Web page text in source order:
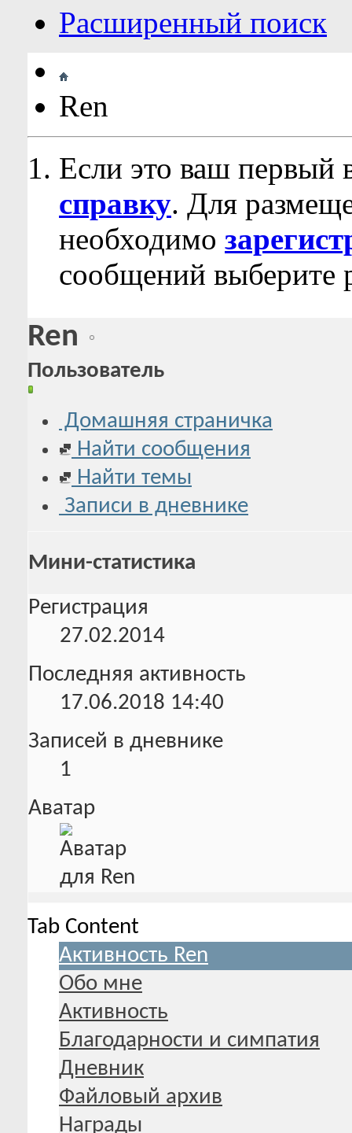
Расширенный поиск
Ren
Если это ваш первый
справку. Для
необходимо
сообщений выберите
Ren
Пользователь
Домашняя страничка
Найти сообщения
Найти темы
Записи в дневнике
Мини-статистика
Регистрация
27.02.2014
Последняя активность
17.06.2018 14:40
Записей в дневнике
1
Аватар
Tab Content
Активность Ren
Обо мне
Активность
Благодарности и симпатия
Дневник
Файловый архив
Награды